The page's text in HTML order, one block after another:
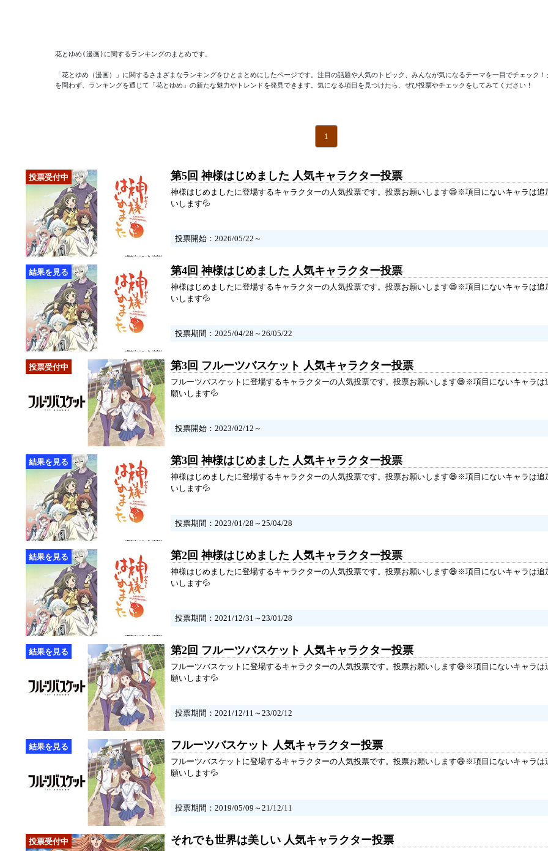
花とゆめ(漫画)に関するランキングのまとめです。
「花とゆめ（漫画）」に関するさまざまなランキングをひとまとめにしたページです。注目の話題や人気のトピック、みんなが気になるテーマを一目でチェック！
を問わず、ランキングを通じて「花とゆめ」の新たな魅力やトレンドを発見できます。気になる項目を見つけたら、ぜひ投票やチェックをしてみてください！
1
第5回 神様はじめました 人気キャラクター投票
神様はじめましたに登場するキャラクターの人気投票です。投票お願いします😄※項目にないキャラは追
いします💦
投票開始：2026/05/22～
第4回 神様はじめました 人気キャラクター投票
神様はじめましたに登場するキャラクターの人気投票です。投票お願いします😄※項目にないキャラは追
いします💦
投票期間：2025/04/28～26/05/22
第3回 フルーツバスケット 人気キャラクター投票
フルーツバスケットに登場するキャラクターの人気投票です。投票お願いします😄※項目にないキャラは
願いします💦
投票開始：2023/02/12～
第3回 神様はじめました 人気キャラクター投票
神様はじめましたに登場するキャラクターの人気投票です。投票お願いします😄※項目にないキャラは追
いします💦
投票期間：2023/01/28～25/04/28
第2回 神様はじめました 人気キャラクター投票
神様はじめましたに登場するキャラクターの人気投票です。投票お願いします😄※項目にないキャラは追
いします💦
投票期間：2021/12/31～23/01/28
第2回 フルーツバスケット 人気キャラクター投票
フルーツバスケットに登場するキャラクターの人気投票です。投票お願いします😄※項目にないキャラは
願いします💦
投票期間：2021/12/11～23/02/12
フルーツバスケット 人気キャラクター投票
フルーツバスケットに登場するキャラクターの人気投票です。投票お願いします😄※項目にないキャラは
願いします💦
投票期間：2019/05/09～21/12/11
それでも世界は美しい 人気キャラクター投票